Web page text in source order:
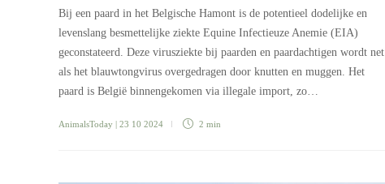
Bij een paard in het Belgische Hamont is de potentieel dodelijke en
levenslang besmettelijke ziekte Equine Infectieuze Anemie (EIA)
geconstateerd. Deze virusziekte bij paarden en paardachtigen wordt net
als het blauwtongvirus overgedragen door knutten en muggen. Het
paard is België binnengekomen via illegale import, zo…
AnimalsToday | 23 10 2024 2 min